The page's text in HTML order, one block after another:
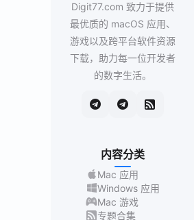
Digit77.com 致力于提供
最优质的 macOS 应用、
游戏以及跨平台软件资源
下载，助力每一位开发者
的数字生活。
内容分类
Mac 应用
Windows 应用
Mac 游戏
专题合集